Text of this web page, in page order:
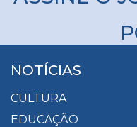
NOTÍCIAS
CULTURA
EDUCAÇÃO